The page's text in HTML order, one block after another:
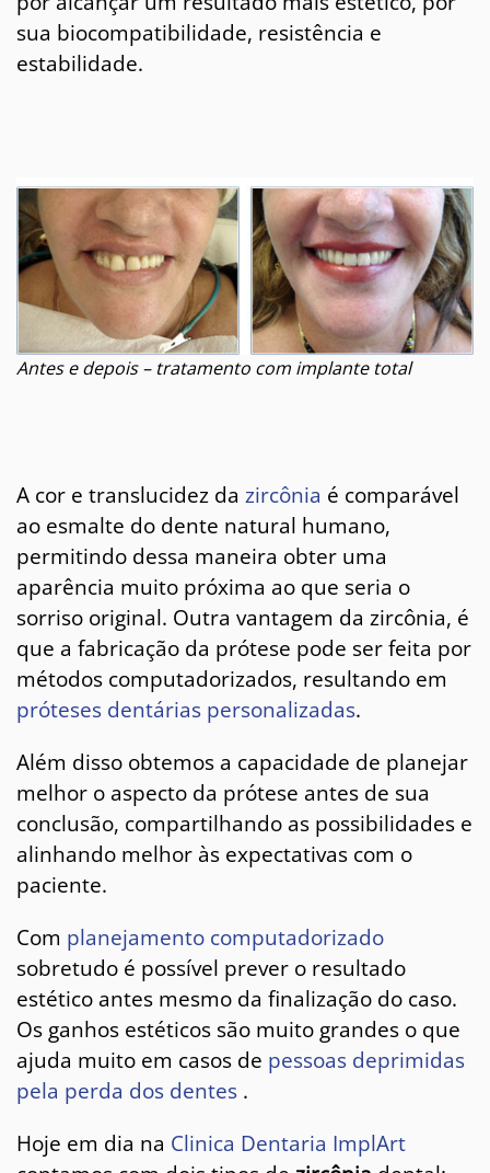
sua biocompatibilidade, resistência e
estabilidade.
Antes e depois – tratamento com implante total
A cor e translucidez da zircônia é comparável
ao esmalte do dente natural humano,
permitindo dessa maneira obter uma
aparência muito próxima ao que seria o
sorriso original. Outra vantagem da zircônia, é
que a fabricação da prótese pode ser feita por
métodos computadorizados, resultando em
próteses dentárias personalizadas.
Além disso obtemos a capacidade de planejar
melhor o aspecto da prótese antes de sua
conclusão, compartilhando as possibilidades e
alinhando melhor às expectativas com o
paciente.
Com planejamento computadorizado
sobretudo é possível prever o resultado
estético antes mesmo da finalização do caso.
Os ganhos estéticos são muito grandes o que
ajuda muito em casos de pessoas deprimidas
pela perda dos dentes .
Hoje em dia na Clinica Dentaria ImplArt